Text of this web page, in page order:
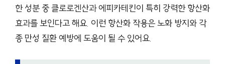
한 성분 중 클로로겐산과 에피카테킨이 특히 강력한 항산화
효과를 보인다고 해요. 이런 항산화 작용은 노화 방지와 각
종 만성 질환 예방에 도움이 될 수 있어요.